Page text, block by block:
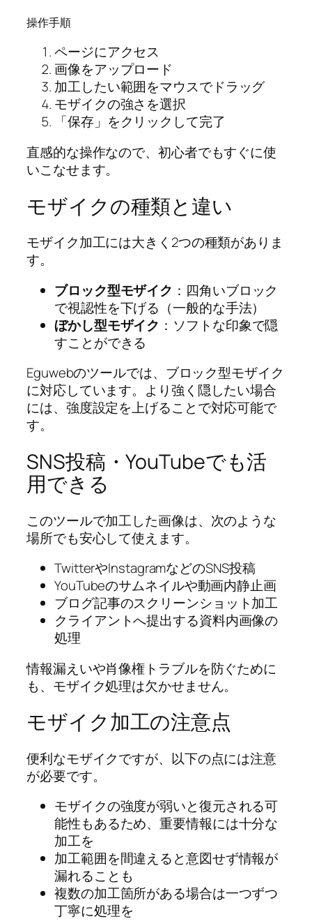
操作手順
ページにアクセス
画像をアップロード
加工したい範囲をマウスでドラッグ
モザイクの強さを選択
「保存」をクリックして完了
直感的な操作なので、初心者でもすぐに使
いこなせます。
モザイクの種類と違い
モザイク加工には大きく2つの種類がありま
す。
ブロック型モザイク ：四角いブロック
で視認性を下げる（一般的な手法）
ぼかし型モザイク ：ソフトな印象で隠
すことができる
Eguwebのツールでは、ブロック型モザイク
に対応しています。より強く隠したい場合
には、強度設定を上げることで対応可能で
す。
SNS投稿・YouTubeでも活
用できる
このツールで加工した画像は、次のような
場所でも安心して使えます。
TwitterやInstagramなどのSNS投稿
YouTubeのサムネイルや動画内静止画
ブログ記事のスクリーンショット加工
クライアントへ提出する資料内画像の
処理
情報漏えいや肖像権トラブルを防ぐために
も、モザイク処理は欠かせません。
モザイク加工の注意点
便利なモザイクですが、以下の点には注意
が必要です。
モザイクの強度が弱いと復元される可
能性もあるため、重要情報には十分な
加工を
加工範囲を間違えると意図せず情報が
漏れることも
複数の加工箇所がある場合は一つずつ
丁寧に処理を